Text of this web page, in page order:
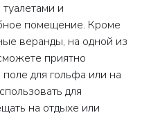
и
помещение. Кроме
веранды, на одной из
приятно
поле для гольфа или на
для
на отдыхе или